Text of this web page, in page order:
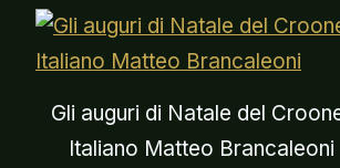
Gli auguri di Natale del
Italiano Matteo Brancaleoni